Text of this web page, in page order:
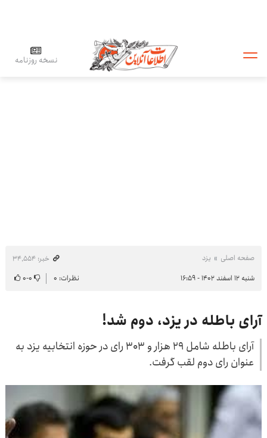
نسخه روزنامه
صفحه اصلی یزد
خبر: ۳۴٬۵۵۴
شنبه ۱۲ اسفند ۱۴۰۲ - ۱۶:۵۹
نظرات: ۰ ۰-۰
آرای باطله در یزد، دوم شد!
آرای باطله شامل ۲۹ هزار و ۳۰۳ رای در حوزه انتخابیه یزد به
عنوان رای دوم لقب گرفت.